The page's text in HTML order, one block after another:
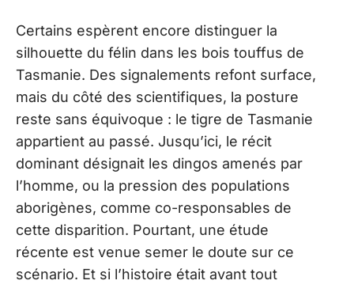
Certains espèrent encore distinguer la
silhouette du félin dans les bois touffus de
Tasmanie. Des signalements refont surface,
mais du côté des scientifiques, la posture
reste sans équivoque : le tigre de Tasmanie
appartient au passé. Jusqu’ici, le récit
dominant désignait les dingos amenés par
l’homme, ou la pression des populations
aborigènes, comme co-responsables de
cette disparition. Pourtant, une étude
récente est venue semer le doute sur ce
scénario. Et si l’histoire était avant tout